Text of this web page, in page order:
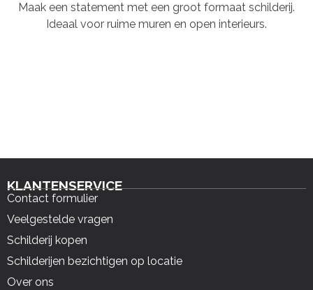
Maak een statement met een groot formaat schilderij.
Ideaal voor ruime muren en open interieurs.
KLANTENSERVICE
Contact formulier
Veelgestelde vragen
Schilderij kopen
Schilderijen bezichtigen op locatie
Over ons